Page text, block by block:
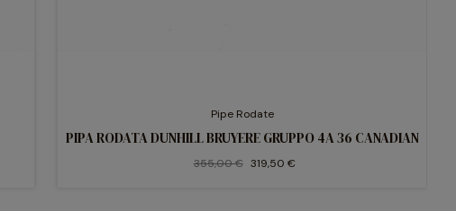
Pipe Rodate
PIPA RODATA DUNHILL BRUYERE GRUPPO 4A 36 CANADIAN
355,00 € 319,50 €